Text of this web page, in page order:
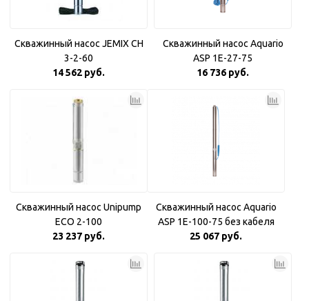
Скважинный насос JEMIX CH
3-2-60
14 562 руб.
Скважинный насос Aquario
ASP 1E-27-75
16 736 руб.
Скважинный насос Unipump
ECO 2-100
23 237 руб.
Скважинный насос Aquario
ASP 1E-100-75 без кабеля
25 067 руб.